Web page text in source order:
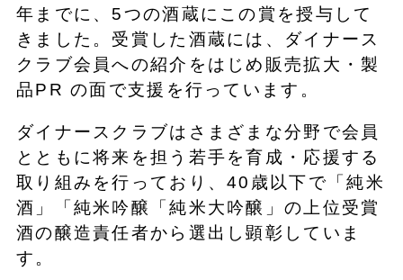
年までに、5つの酒蔵にこの賞を授与して
きました。受賞した酒蔵には、ダイナース
クラブ会員への紹介をはじめ販売拡大・製
品PR の面で支援を行っています。
ダイナースクラブはさまざまな分野で会員
とともに将来を担う若手を育成・応援する
取り組みを行っており、40歳以下で「純米
酒」「純米吟醸「純米大吟醸」の上位受賞
酒の醸造責任者から選出し顕彰していま
す。